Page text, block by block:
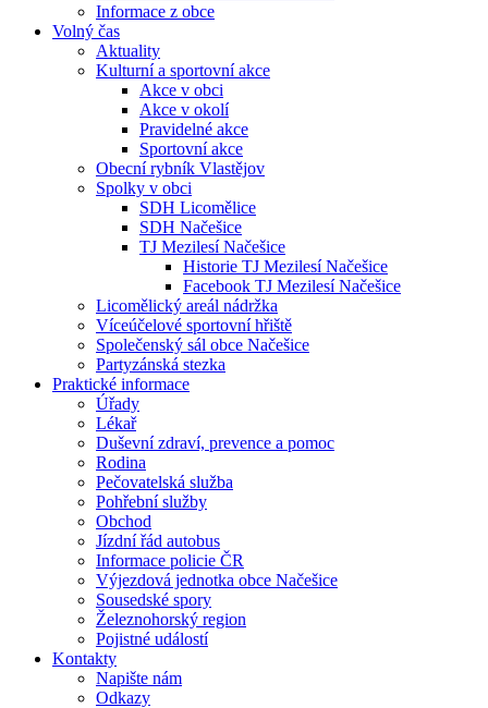
Informace z obce
Volný čas
Aktuality
Kulturní a sportovní akce
Akce v obci
Akce v okolí
Pravidelné akce
Sportovní akce
Obecní rybník Vlastějov
Spolky v obci
SDH Licomělice
SDH Načešice
TJ Mezilesí Načešice
Historie TJ Mezilesí Načešice
Facebook TJ Mezilesí Načešice
Licomělický areál nádržka
Víceúčelové sportovní hřiště
Společenský sál obce Načešice
Partyzánská stezka
Praktické informace
Úřady
Lékař
Duševní zdraví, prevence a pomoc
Rodina
Pečovatelská služba
Pohřební služby
Obchod
Jízdní řád autobus
Informace policie ČR
Výjezdová jednotka obce Načešice
Sousedské spory
Železnohorský region
Pojistné událostí
Kontakty
Napište nám
Odkazy